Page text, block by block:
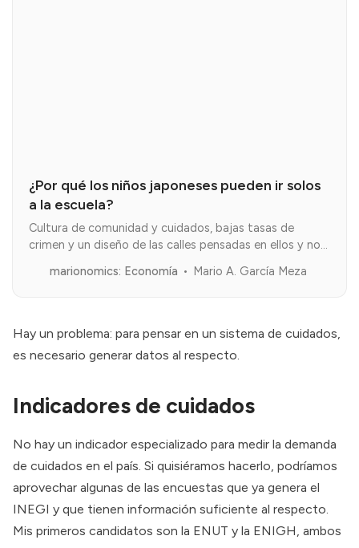
¿Por qué los niños japoneses pueden ir solos
a la escuela?
Cultura de comunidad y cuidados, bajas tasas de
crimen y un diseño de las calles pensadas en ellos y no
marionomics: Economía Mario A. García Meza
Hay un problema: para pensar en un sistema de cuidados,
es necesario generar datos al respecto.
Indicadores de cuidados
No hay un indicador especializado para medir la demanda
de cuidados en el país. Si quisiéramos hacerlo, podríamos
aprovechar algunas de las encuestas que ya genera el
INEGI y que tienen información suficiente al respecto.
Mis primeros candidatos son la ENUT y la ENIGH, ambos